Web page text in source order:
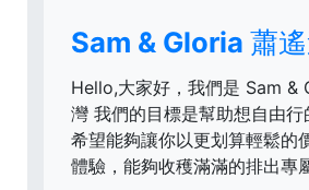
Sam & Gloria 蕭
Hello,大家好，我們是 Sam &
灣 我們的目標是幫助想自由
希望能夠讓你以更划算輕鬆的
體驗，能夠收穫滿滿的排出專